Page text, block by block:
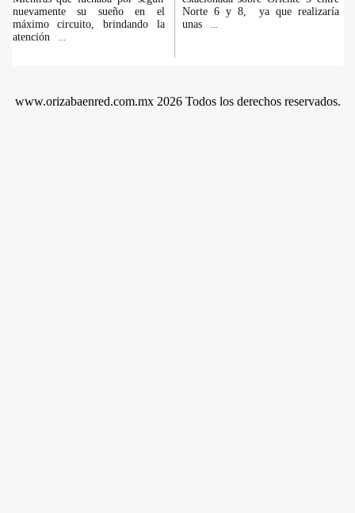
nuevamente su sueño en el
máximo circuito, brindando la
atención
Norte 6 y 8, ya que realizaría
unas
www.orizabaenred.com.mx 2026 Todos los derechos reservados.